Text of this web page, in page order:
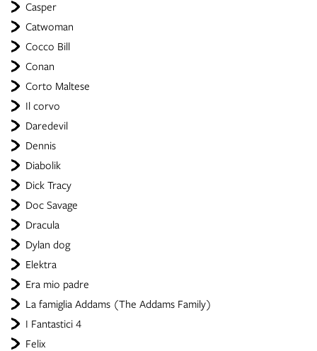
Casper
Catwoman
Cocco Bill
Conan
Corto Maltese
Il corvo
Daredevil
Dennis
Diabolik
Dick Tracy
Doc Savage
Dracula
Dylan dog
Elektra
Era mio padre
La famiglia Addams (The Addams Family)
I Fantastici 4
Felix